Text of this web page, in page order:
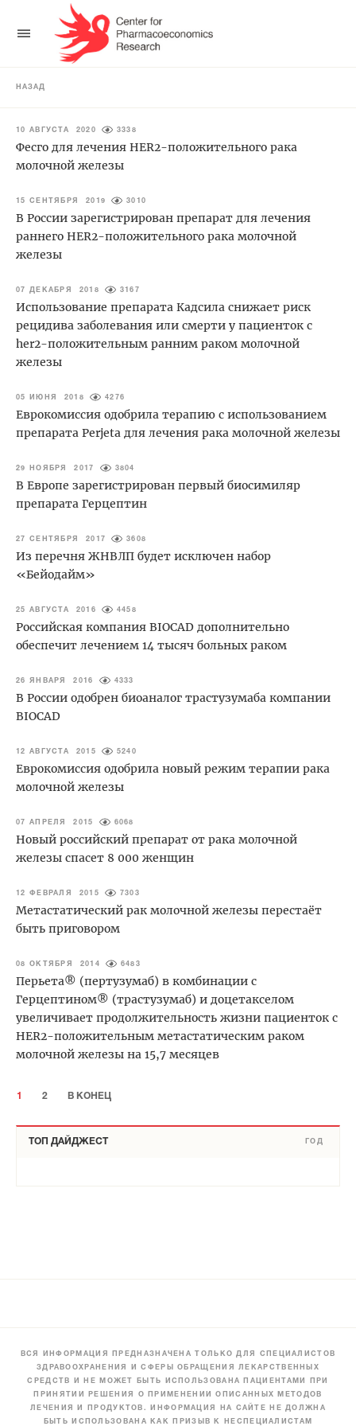
НАЗАД
10 АВГУСТА 2020 3338
Фесго для лечения HER2-положительного рака
молочной железы
15 СЕНТЯБРЯ 2019 3010
В России зарегистрирован препарат для лечения
раннего HER2-положительного рака молочной
железы
07 ДЕКАБРЯ 2018 3167
Использование препарата Кадсила снижает риск
рецидива заболевания или смерти у пациенток с
her2-положительным ранним раком молочной
железы
05 ИЮНЯ 2018 4276
Еврокомиссия одобрила терапию с использованием
препарата Perjeta для лечения рака молочной железы
29 НОЯБРЯ 2017 3804
В Европе зарегистрирован первый биосимиляр
препарата Герцептин
27 СЕНТЯБРЯ 2017 3608
Из перечня ЖНВЛП будет исключен набор
«Бейодайм»
25 АВГУСТА 2016 4458
Российская компания BIOCAD дополнительно
обеспечит лечением 14 тысяч больных раком
26 ЯНВАРЯ 2016 4333
В России одобрен биоаналог трастузумаба компании
BIOCAD
12 АВГУСТА 2015 5240
Еврокомиссия одобрила новый режим терапии рака
молочной железы
07 АПРЕЛЯ 2015 6068
Новый российский препарат от рака молочной
железы спасет 8 000 женщин
12 ФЕВРАЛЯ 2015 7303
Метастатический рак молочной железы перестаёт
быть приговором
08 ОКТЯБРЯ 2014 6483
Перьета® (пертузумаб) в комбинации с
Герцептином® (трастузумаб) и доцетакселом
увеличивает продолжительность жизни пациенток с
HER2-положительным метастатическим раком
молочной железы на 15,7 месяцев
1 2 В КОНЕЦ
ТОП ДАЙДЖЕСТ ГОД
ВСЯ ИНФОРМАЦИЯ ПРЕДНАЗНАЧЕНА ТОЛЬКО ДЛЯ СПЕЦИАЛИСТОВ
ЗДРАВООХРАНЕНИЯ И СФЕРЫ ОБРАЩЕНИЯ ЛЕКАРСТВЕННЫХ
СРЕДСТВ И НЕ МОЖЕТ БЫТЬ ИСПОЛЬЗОВАНА ПАЦИЕНТАМИ ПРИ
ПРИНЯТИИ РЕШЕНИЯ О ПРИМЕНЕНИИ ОПИСАННЫХ МЕТОДОВ
ЛЕЧЕНИЯ И ПРОДУКТОВ. ИНФОРМАЦИЯ НА САЙТЕ НЕ ДОЛЖНА
БЫТЬ ИСПОЛЬЗОВАНА КАК ПРИЗЫВ К НЕСПЕЦИАЛИСТАМ